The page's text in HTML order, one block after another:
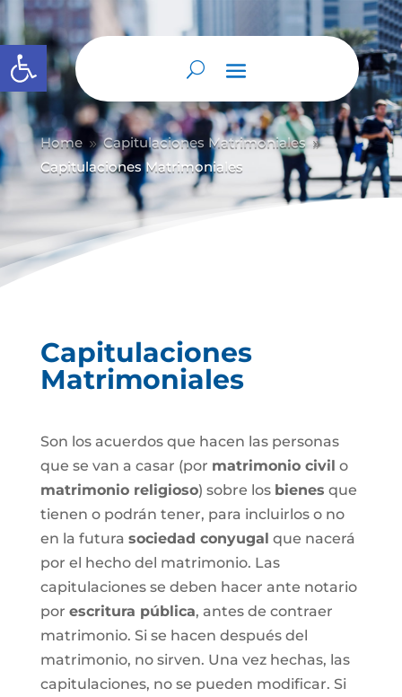
Abrir barra de herramientas
Home 9 Capitulaciones Matrimoniales 9
Capitulaciones Matrimoniales
Capitulaciones
Matrimoniales
Son los acuerdos que hacen las personas
que se van a casar (por matrimonio civil o
matrimonio religioso) sobre los bienes que
tienen o podrán tener, para incluirlos o no
en la futura sociedad conyugal que nacerá
por el hecho del matrimonio. Las
capitulaciones se deben hacer ante notario
por escritura pública, antes de contraer
matrimonio. Si se hacen después del
matrimonio, no sirven. Una vez hechas, las
capitulaciones, no se pueden modificar. Si